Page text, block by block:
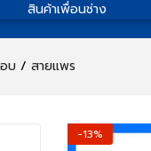
สินค้าเพื่อนช่าง
บ สายแพร
-13%